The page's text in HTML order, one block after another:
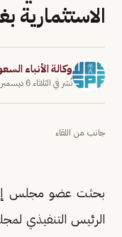
الاستثمارية
وكالة الأنباء
نُشر في الثلاثاء 6 ديسمبر 2022
جانب من اللقاء
بحثت عضو مجلس
الرئيس التنفيذي